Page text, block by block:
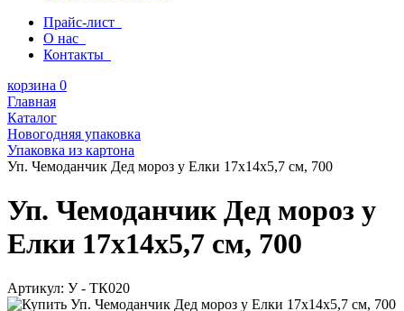
Прайс-лист
О нас
Контакты
корзина 0
Главная
Каталог
Новогодняя упаковка
Упаковка из картона
Уп. Чемоданчик Дед мороз у Елки 17x14x5,7 см, 700
Уп. Чемоданчик Дед мороз у
Елки 17x14x5,7 см, 700
Артикул: У - ТК020